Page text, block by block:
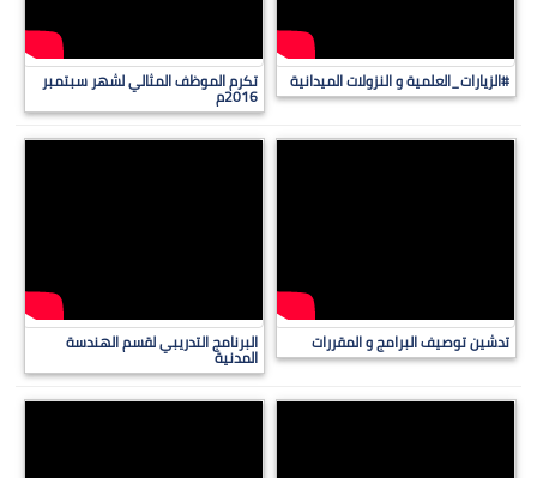
#الزيارات_العلمية و النزولات الميدانية تكرم الموظف المثالي لشهر سبتمبر
2016م
تدشين توصيف البرامج و المقررات البرنامج التدريبي لقسم الهندسة
المدنية